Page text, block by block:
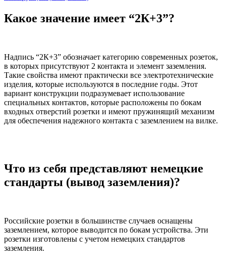
Какое значение имеет “2К+3”?
Надпись “2К+3” обозначает категорию современных розеток,
в которых присутствуют 2 контакта и элемент заземления.
Такие свойства имеют практически все электротехнические
изделия, которые используются в последние годы. Этот
вариант конструкции подразумевает использование
специальных контактов, которые расположены по бокам
входных отверстий розетки и имеют пружинящий механизм
для обеспечения надежного контакта с заземлением на вилке.
Что из себя представляют немецкие
стандарты (вывод заземления)?
Российские розетки в большинстве случаев оснащены
заземлением, которое выводится по бокам устройства. Эти
розетки изготовлены с учетом немецких стандартов
заземления.